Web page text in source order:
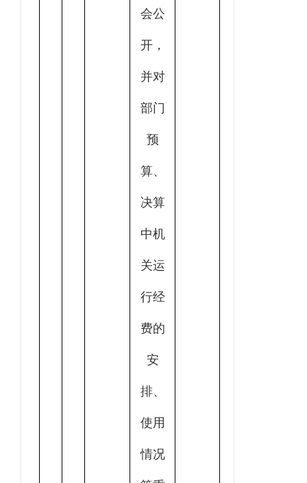
会公
开，
并对
部门
预
算、
决算
中机
关运
行经
费的
安
排、
使用
情况